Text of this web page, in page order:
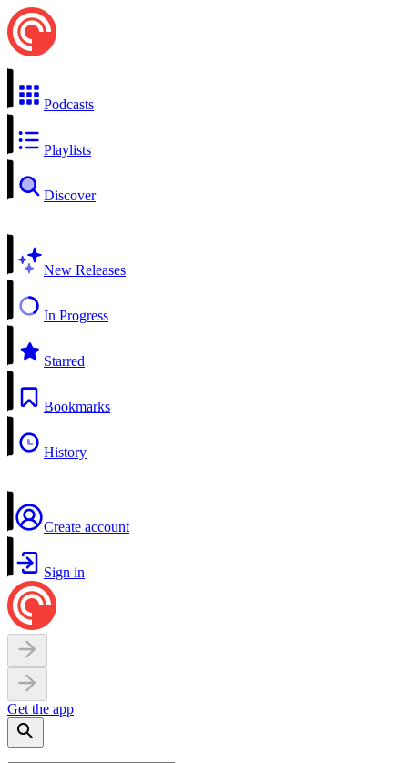
Podcasts
Playlists
Discover
New Releases
In Progress
Starred
Bookmarks
History
Create account
Sign in
Get the app